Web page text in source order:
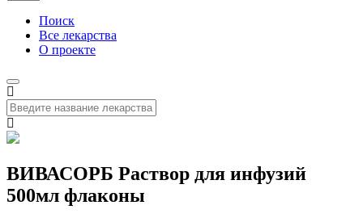
Поиск
Все лекарства
О проекте
ВИВАСОРБ Раствор для инфузий
500мл флаконы